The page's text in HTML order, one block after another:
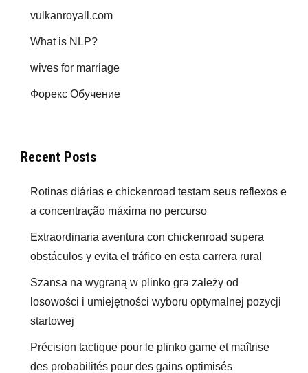
vulkanroyall.com
What is NLP?
wives for marriage
Форекс Обучение
Recent Posts
Rotinas diárias e chickenroad testam seus reflexos e
a concentração máxima no percurso
Extraordinaria aventura con chickenroad supera
obstáculos y evita el tráfico en esta carrera rural
Szansa na wygraną w plinko gra zależy od
losowości i umiejętności wyboru optymalnej pozycji
startowej
Précision tactique pour le plinko game et maîtrise
des probabilités pour des gains optimisés